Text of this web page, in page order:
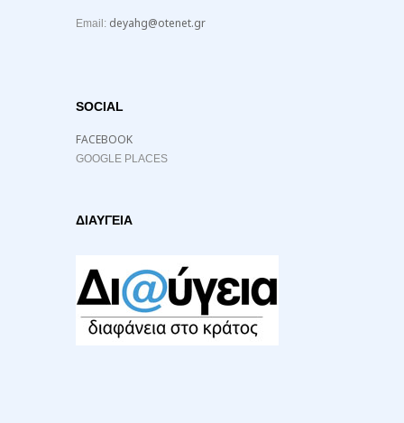
Email: deyahg@otenet.gr
SOCIAL
FACEBOOK
GOOGLE PLACES
ΔΙΑΥΓΕΙΑ